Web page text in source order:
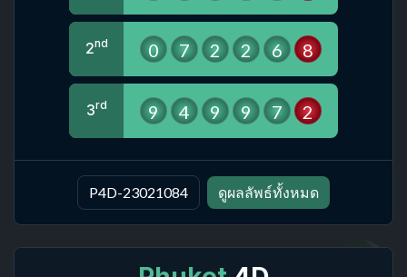
2nd 0 7 2 2 6 8
3rd 9 4 9 9 7 2
P4D-23021084 ดูผลลัพธ์ทั้งหมด